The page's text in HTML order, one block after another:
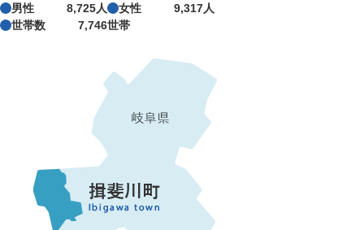
男性
8,725人 女性
9,317人
世帯数
7,746世帯